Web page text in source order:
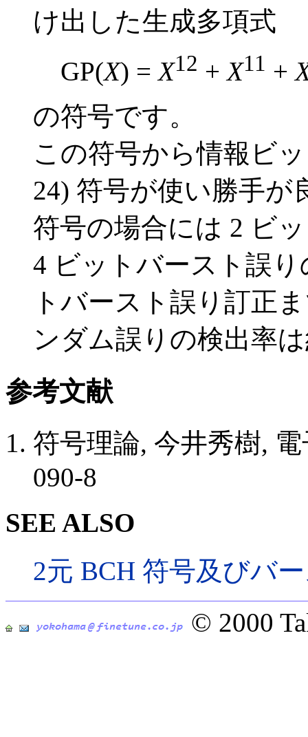
け出した生成多項式
GP(X) =X12 +X11 +
の符号です。
この符号から情報ビ
24) 符号が使い勝手が
符号の場合には 2 ビ
4 ビットバースト誤
トバースト誤り訂正
ンダム誤りの検出率
参考文献
符号理論, 今井秀樹,
090-8
SEE ALSO
2元 BCH 符号及びバ
© 2000